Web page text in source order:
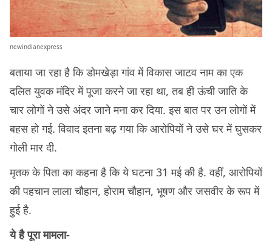
newindianexpress
बताया जा रहा है कि डोमखेड़ा गांव में विकास जाटव नाम का एक
दलित युवक मंदिर में पूजा करने जा रहा था, तब ही ऊंची जाति के
चार लोगों ने उसे अंदर जाने मना कर दिया. इस बात पर उन लोगों में
बहस हो गई. विवाद इतना बढ़ गया कि आरोपियों ने उसे घर में घुसकर
गोली मार दी.
मृतक के पिता का कहना है कि ये घटना 31 मई की है. वहीं, आरोपियों
की पहचान लाला चौहान, होराम चौहान, भूषण और जसवीर के रूप में
हुई है.
ये है पूरा मामला-